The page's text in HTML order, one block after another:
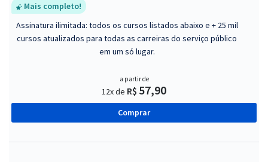
Mais completo!
Assinatura ilimitada: todos os cursos listados abaixo e + 25 mil
cursos atualizados para todas as carreiras do serviço público
em um só lugar.
a partir de
12x de R$ 57,90
Comprar